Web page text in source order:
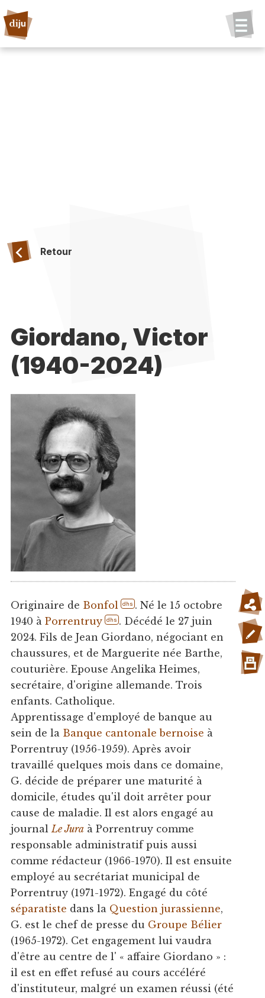
Retour
Giordano, Victor
(1940-2024)
Originaire de Bonfol dhs . Né le 15 octobre
1940 à Porrentruy dhs . Décédé le 27 juin
2024. Fils de Jean Giordano, négociant en
chaussures, et de Marguerite née Barthe,
couturière. Epouse Angelika Heimes,
secrétaire, d'origine allemande. Trois
enfants. Catholique.
Apprentissage d'employé de banque au
sein de la Banque cantonale bernoise à
Porrentruy (1956-1959). Après avoir
travaillé quelques mois dans ce domaine,
G. décide de préparer une maturité à
domicile, études qu'il doit arrêter pour
cause de maladie. Il est alors engagé au
journalLe Juraà Porrentruy comme
responsable administratif puis aussi
comme rédacteur (1966-1970). Il est ensuite
employé au secrétariat municipal de
Porrentruy (1971-1972). Engagé du côté
séparatiste dans la Question jurassienne,
G. est le chef de presse du Groupe Bélier
(1965-1972). Cet engagement lui vaudra
d'être au centre de l' « affaire Giordano » :
il est en effet refusé au cours accéléré
d'instituteur, malgré un examen réussi (été